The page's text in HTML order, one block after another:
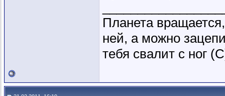
Планета
ней, а можно
тебя свалит с ног